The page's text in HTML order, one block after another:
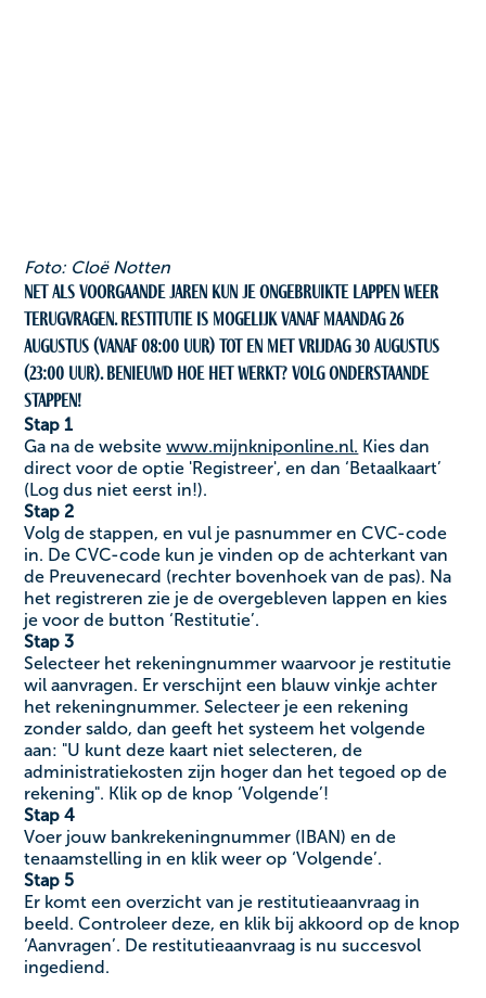
Foto: Cloë Notten
Net als voorgaande jaren kun je ongebruikte lappen weer
terugvragen. Restitutie is mogelijk vanaf maandag 26
augustus (vanaf 08:00 uur) tot en met vrijdag 30 augustus
(23:00 uur). Benieuwd hoe het werkt? Volg onderstaande
stappen!
Stap 1
Ga na de websitewww.mijnkniponline.nl. Kies dan
direct voor de optie 'Registreer', en dan ‘Betaalkaart’
(Log dus niet eerst in!).
Stap 2
Volg de stappen, en vul je pasnummer en CVC-code
in. De CVC-code kun je vinden op de achterkant van
de Preuvenecard (rechter bovenhoek van de pas). Na
het registreren zie je de overgebleven lappen en kies
je voor de button ‘Restitutie’.
Stap 3
Selecteer het rekeningnummer waarvoor je restitutie
wil aanvragen. Er verschijnt een blauw vinkje achter
het rekeningnummer. Selecteer je een rekening
zonder saldo, dan geeft het systeem het volgende
aan: "U kunt deze kaart niet selecteren, de
administratiekosten zijn hoger dan het tegoed op de
rekening". Klik op de knop ‘Volgende’!
Stap 4
Voer jouw bankrekeningnummer (IBAN) en de
tenaamstelling in en klik weer op ‘Volgende’.
Stap 5
Er komt een overzicht van je restitutieaanvraag in
beeld. Controleer deze, en klik bij akkoord op de knop
‘Aanvragen’. De restitutieaanvraag is nu succesvol
ingediend.